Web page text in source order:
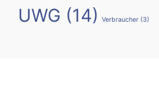
UWG (14) Verbraucher (3)